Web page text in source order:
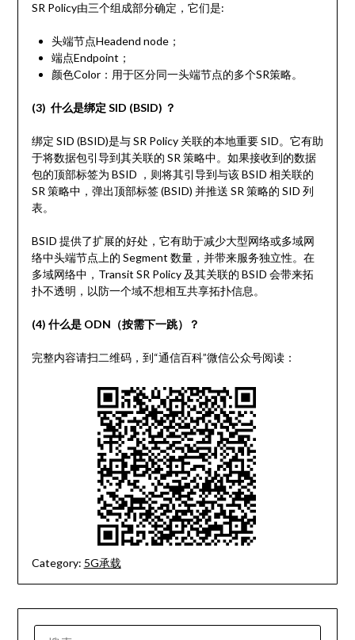
SR Policy由三个组成部分确定，它们是:
头端节点Headend node；
端点Endpoint；
颜色Color：用于区分同一头端节点的多个SR策略。
(3) 什么是绑定 SID (BSID) ？
绑定 SID (BSID)是与 SR Policy 关联的本地重要 SID。它有助
于将数据包引导到其关联的 SR 策略中。如果接收到的数据
包的顶部标签为 BSID ，则将其引导到与该 BSID 相关联的
SR 策略中，弹出顶部标签 (BSID) 并推送 SR 策略的 SID 列
表。
BSID 提供了扩展的好处，它有助于减少大型网络或多域网
络中头端节点上的 Segment 数量，并带来服务独立性。在
多域网络中，Transit SR Policy 及其关联的 BSID 会带来拓
扑不透明，以防一个域不想相互共享拓扑信息。
(4) 什么是 ODN（按需下一跳）？
完整内容请扫二维码，到“通信百科”微信公众号阅读：
Category: 5G承载